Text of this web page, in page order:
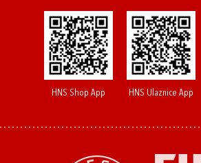
HNS Shop App HNS Ulaznice App